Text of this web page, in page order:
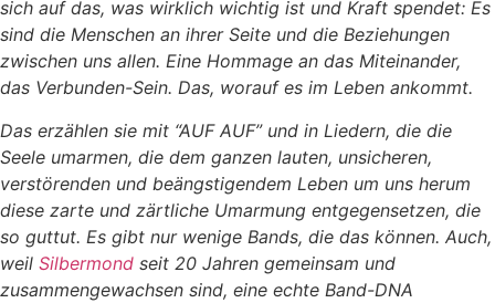
sich auf das, was wirklich wichtig ist und Kraft spendet: Es
sind die Menschen an ihrer Seite und die Beziehungen
zwischen uns allen. Eine Hommage an das Miteinander,
das Verbunden-Sein. Das, worauf es im Leben ankommt.
Das erzählen sie mit “AUF AUF” und in Liedern, die die
Seele umarmen, die dem ganzen lauten, unsicheren,
verstörenden und beängstigendem Leben um uns herum
diese zarte und zärtliche Umarmung entgegensetzen, die
so guttut. Es gibt nur wenige Bands, die das können. Auch,
weil Silbermond seit 20 Jahren gemeinsam und
zusammengewachsen sind, eine echte Band-DNA